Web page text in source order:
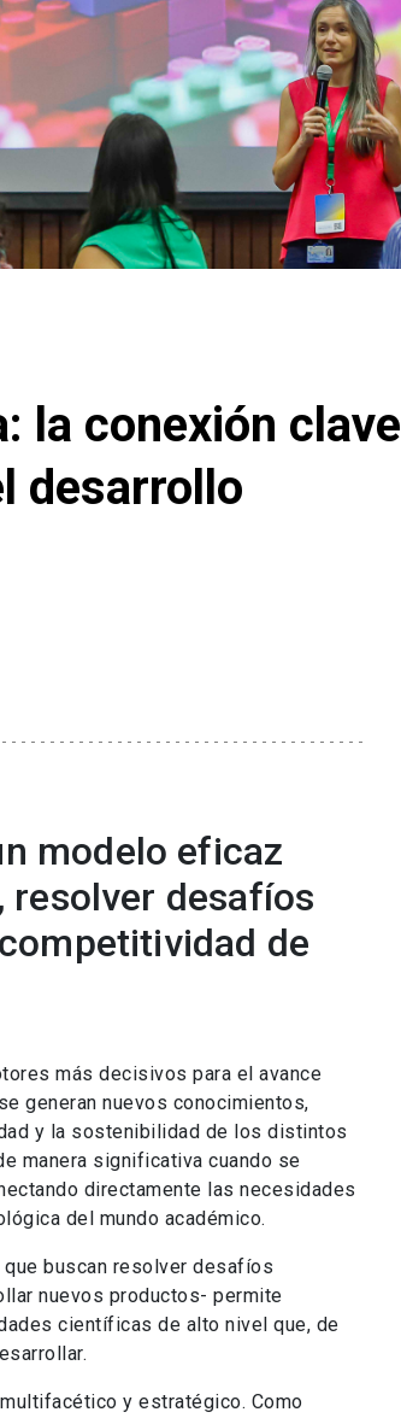
la conexión clave
desarrollo
modelo eficaz
resolver desafíos
de
más decisivos para el avance
generan nuevos conocimientos,
y la sostenibilidad de los distintos
manera significativa cuando se
directamente las necesidades
del mundo académico.
buscan resolver desafíos
nuevos productos- permite
científicas de alto nivel que, de
y estratégico. Como